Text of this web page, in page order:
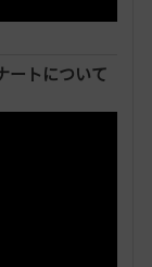
ートについて